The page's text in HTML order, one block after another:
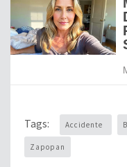
Tags: Accidente
Zapopan